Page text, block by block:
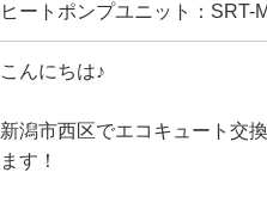
ヒートポンプユニット：SRT-
こんにちは♪
新潟市西区でエコキュート交
ます！